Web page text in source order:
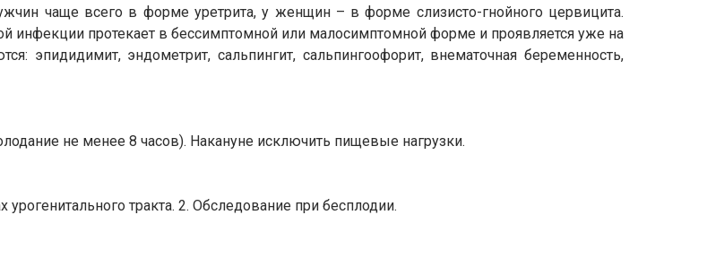
чаще всего в форме уретрита, у женщин – в форме слизисто-гнойного цервицита.
инфекции протекает в бессимптомной или малосимптомной форме и проявляется уже на
эпидидимит, эндометрит, сальпингит, сальпингоофорит, внематочная беременность,
не менее 8 часов). Накануне исключить пищевые нагрузки.
тракта. 2. Обследование при бесплодии.